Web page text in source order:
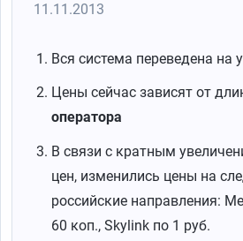
11.11.2013
Вся система переведена на
Цены сейчас зависят от
оператора
В связи с кратным
цен, изменились цены на
российские направления:
60 коп., Skylink по 1 руб.